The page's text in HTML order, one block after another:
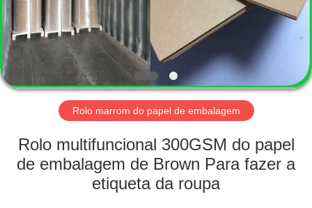
SOBRE
NÓS
EXCURSÃO
FÁBRICA
CONTROLE
Rolo marrom do papel de embalagem
Rolo multifuncional 300GSM do papel
de embalagem de Brown Para fazer a
etiqueta da roupa